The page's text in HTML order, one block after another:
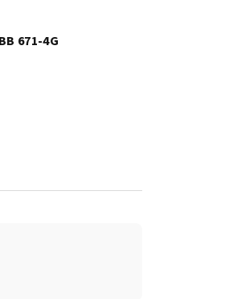
671-4G